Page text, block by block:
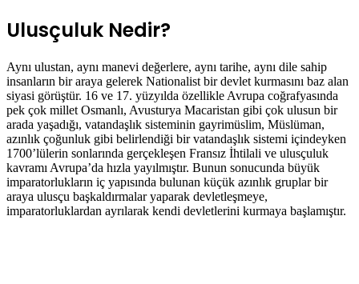
Ulusçuluk Nedir?
Aynı ulustan, aynı manevi değerlere, aynı tarihe, aynı dile sahip
insanların bir araya gelerek Nationalist bir devlet kurmasını baz alan
siyasi görüştür. 16 ve 17. yüzyılda özellikle Avrupa coğrafyasında
pek çok millet Osmanlı, Avusturya Macaristan gibi çok ulusun bir
arada yaşadığı, vatandaşlık sisteminin gayrimüslim, Müslüman,
azınlık çoğunluk gibi belirlendiği bir vatandaşlık sistemi içindeyken
1700’lülerin sonlarında gerçekleşen Fransız İhtilali ve ulusçuluk
kavramı Avrupa’da hızla yayılmıştır. Bunun sonucunda büyük
imparatorlukların iç yapısında bulunan küçük azınlık gruplar bir
araya ulusçu başkaldırmalar yaparak devletleşmeye,
imparatorluklardan ayrılarak kendi devletlerini kurmaya başlamıştır.